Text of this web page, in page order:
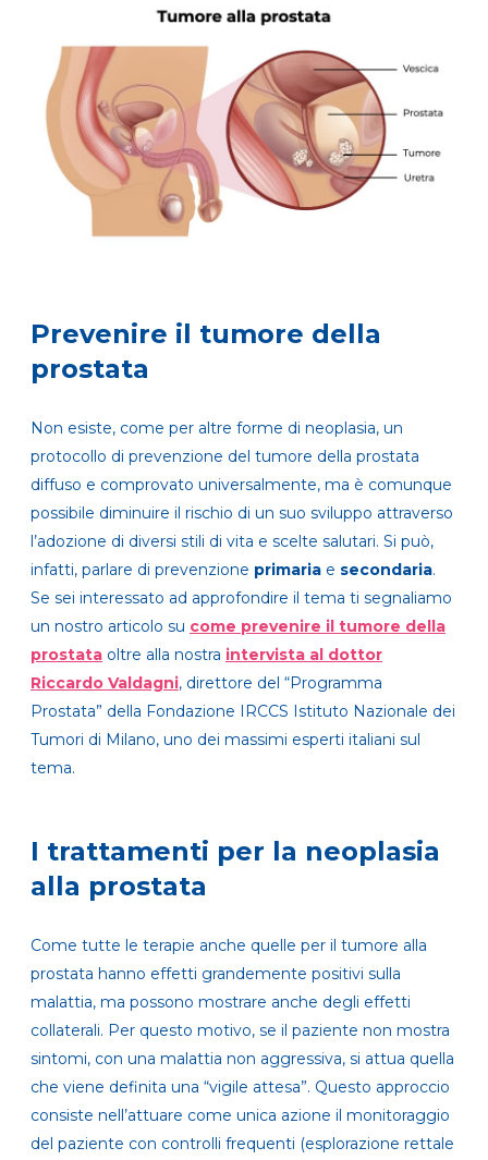
Prevenire il tumore della
prostata
Non esiste, come per altre forme di neoplasia, un
protocollo di prevenzione del tumore della prostata
diffuso e comprovato universalmente, ma è comunque
possibile diminuire il rischio di un suo sviluppo attraverso
l’adozione di diversi stili di vita e scelte salutari. Si può,
infatti, parlare di prevenzione primaria e secondaria.
Se sei interessato ad approfondire il tema ti segnaliamo
un nostro articolo su come prevenire il tumore della
prostata oltre alla nostra intervista al dottor
Riccardo Valdagni, direttore del “Programma
Prostata” della Fondazione IRCCS Istituto Nazionale dei
Tumori di Milano, uno dei massimi esperti italiani sul
tema.
I trattamenti per la neoplasia
alla prostata
Come tutte le terapie anche quelle per il tumore alla
prostata hanno effetti grandemente positivi sulla
malattia, ma possono mostrare anche degli effetti
collaterali. Per questo motivo, se il paziente non mostra
sintomi, con una malattia non aggressiva, si attua quella
che viene definita una “vigile attesa”. Questo approccio
consiste nell’attuare come unica azione il monitoraggio
del paziente con controlli frequenti (esplorazione rettale